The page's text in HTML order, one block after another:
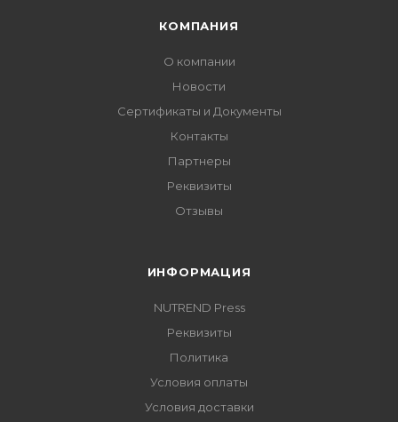
КОМПАНИЯ
О компании
Новости
Сертификаты и Документы
Контакты
Партнеры
Реквизиты
Отзывы
ИНФОРМАЦИЯ
NUTREND Press
Реквизиты
Политика
Условия оплаты
Условия доставки